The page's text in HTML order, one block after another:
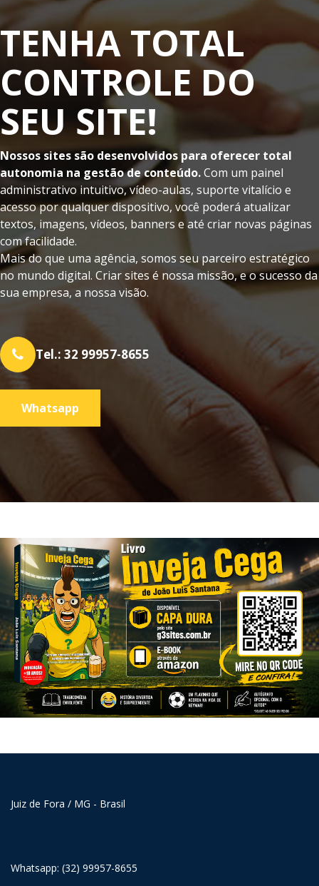
TENHA TOTAL
CONTROLE DO
SEU SITE!
Nossos sites são desenvolvidos para oferecer total
autonomia na gestão de conteúdo.Com um painel
administrativo intuitivo, vídeo-aulas, suporte vitalício e
acesso por qualquer dispositivo, você poderá atualizar
textos, imagens, vídeos, banners e até criar novas páginas
com facilidade.
Mais do que uma agência, somos seu parceiro estratégico
no mundo digital. Criar sites é nossa missão, e o sucesso da
sua empresa, a nossa visão.
Tel.: 32 99957-8655
Whatsapp
Juiz de Fora / MG - Brasil
Whatsapp: (32) 99957-8655